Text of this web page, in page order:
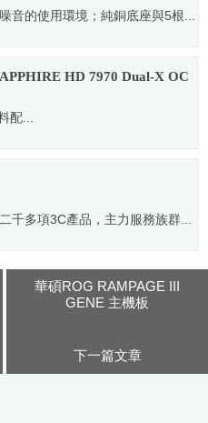
音的使用環境；純銅底座與5根...
HD 7970 Dual-X OC
配...
千多項3C產品，主力服務族群...
華碩ROG RAMPAGE III
GENE 主機板
下一篇文章